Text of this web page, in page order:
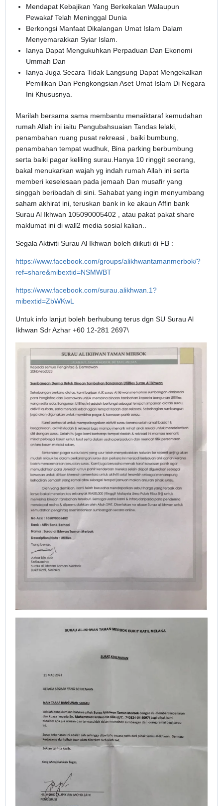
Mendapat Kebajikan Yang Berkekalan Walaupun
Pewakaf Telah Meninggal Dunia
Berkongsi Manfaat Dikalangan Umat Islam Dalam
Menyemarakkan Syiar Islam.
Ianya Dapat Mengukuhkan Perpaduan Dan Ekonomi
Ummah Dan
Ianya Juga Secara Tidak Langsung Dapat Mengekalkan
Pemilikan Dan Pengkongsian Aset Umat Islam Di Negara
Ini Khususnya.
Marilah bersama sama membantu menaiktaraf kemudahan
rumah Allah ini iaitu Pengubahsuaian Tandas lelaki,
penambahan ruang pusat rekreasi , baiki bumbung,
penambahan tempat wudhuk, Bina parking berbumbung
serta baiki pagar keliling surau.Hanya 10 ringgit seorang,
bakal menukarkan wajah yg indah rumah Allah ini serta
memberi keselesaan pada jemaah Dan musafir yang
singgah beribadah di sini. Sahabat yang ingin menyumbang
saham akhirat ini, teruskan bank in ke akaun Affin bank
Surau Al Ikhwan 105090005402 , atau pakat pakat share
maklumat ini di wall2 media sosial kalian..
Segala Aktiviti Surau Al Ikhwan boleh diikuti di FB :
https://www.facebook.com/groups/alikhwantamanmerbok/?
ref=share&mibextid=NSMWBT
https://www.facebook.com/surau.alikhwan.1?
mibextid=ZbWKwL
Untuk info lanjut boleh berhubung terus dgn SU Surau Al
Ikhwan Sdr Azhar +60 12-281 2697\